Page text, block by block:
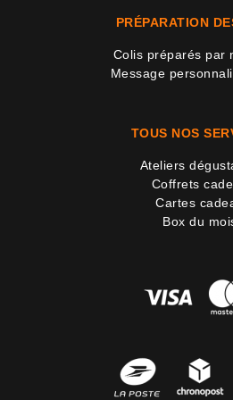
PRÉPARATION
Colis préparés par
Message
TOUS NOS
Ateliers
Coffrets
Cartes
Box du